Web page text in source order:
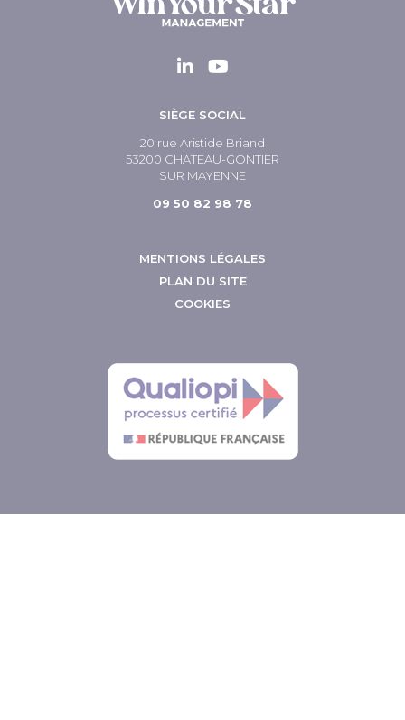
SIÈGE SOCIAL
20 rue Aristide Briand
53200 CHATEAU-GONTIER
SUR MAYENNE
09 50 82 98 78
MENTIONS LÉGALES
PLAN DU SITE
COOKIES